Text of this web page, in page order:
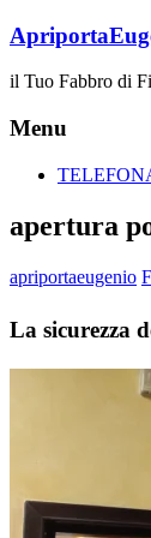
Vai
contenuto
il Tuo Fabbro di
Menu
apertura
apriportaeugenio
La sicurezza